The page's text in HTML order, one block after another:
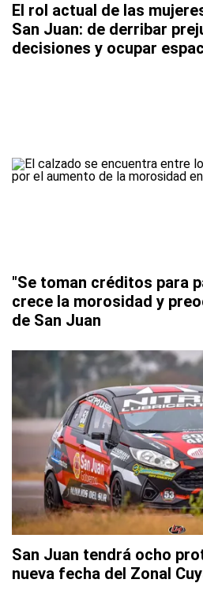
El rol actual de las
San Juan: de derribar
decisiones y ocupar
"Se toman créditos para
crece la morosidad y
de San Juan
San Juan tendrá ocho
nueva fecha del Zonal